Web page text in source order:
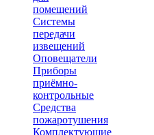
помещений
Системы
передачи
извещений
Оповещатели
Приборы
приёмно-
контрольные
Средства
пожаротушения
Комплектующие